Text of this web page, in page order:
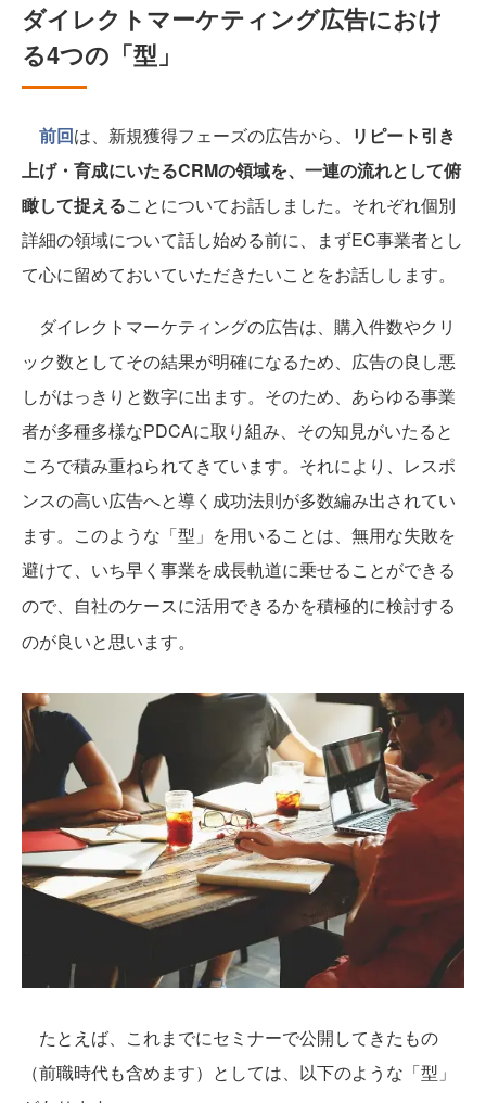
ダイレクトマーケティング広告におけ
る4つの「型」
前回は、新規獲得フェーズの広告から、
リピート引き
上げ・育成にいたるCRMの領域を、一連の流れとして俯
瞰して捉えることについてお話しました。それぞれ個別
詳細の領域について話し始める前に、まずEC事業者とし
て心に留めておいていただきたいことをお話しします。
ダイレクトマーケティングの広告は、購入件数やクリ
ック数としてその結果が明確になるため、広告の良し悪
しがはっきりと数字に出ます。そのため、あらゆる事業
者が多種多様なPDCAに取り組み、その知見がいたると
ころで積み重ねられてきています。それにより、レスポ
ンスの高い広告へと導く成功法則が多数編み出されてい
ます。このような「型」を用いることは、無用な失敗を
避けて、
いち早く事業を成長軌道に乗せることができる
ので、
自社のケースに活用できるかを積極的に検討する
のが良いと思いま す。
たとえば、これまでにセミナーで公開してきたもの
（前職時代も含めます）としては、以下のような「型」